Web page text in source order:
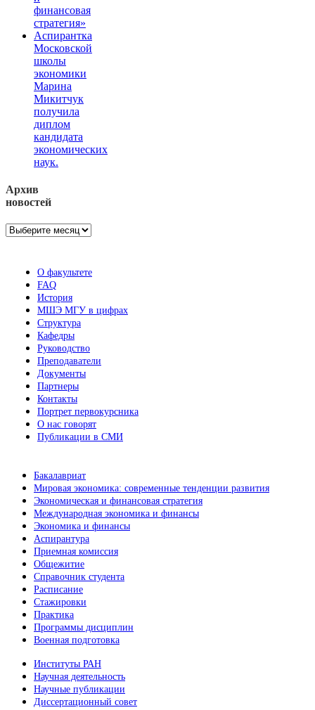
финансовая
стратегия»
Аспирантка
Московской
школы
экономики
Марина
Микитчук
получила
диплом
кандидата
экономических
наук.
Архив
новостей
Архив
О факультете
FAQ
История
МШЭ МГУ в цифрах
Структура
Кафедры
Руководство
Преподаватели
Документы
Партнеры
Контакты
Портрет первокурсника
О нас говорят
Публикации в СМИ
Бакалавриат
Мировая экономика: современные тенденции развития
Экономическая и финансовая стратегия
Международная экономика и финансы
Экономика и финансы
Аспирантура
Приемная комиссия
Общежитие
Справочник студента
Расписание
Стажировки
Практика
Программы дисциплин
Военная подготовка
Институты РАН
Научная деятельность
Научные публикации
Диссертационный совет